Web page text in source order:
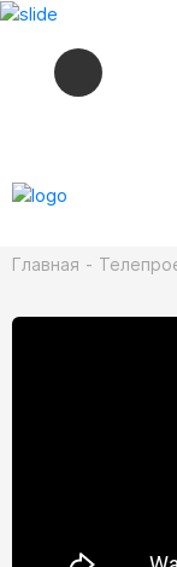
Главная